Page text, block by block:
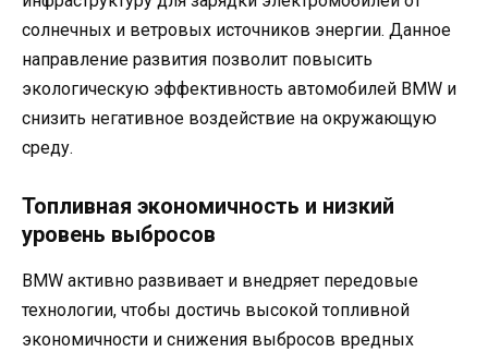
солнечных и ветровых источников энергии. Данное
направление развития позволит повысить
экологическую эффективность автомобилей BMW и
снизить негативное воздействие на окружающую
среду.
Топливная экономичность и низкий
уровень выбросов
BMW активно развивает и внедряет передовые
технологии, чтобы достичь высокой топливной
экономичности и снижения выбросов вредных